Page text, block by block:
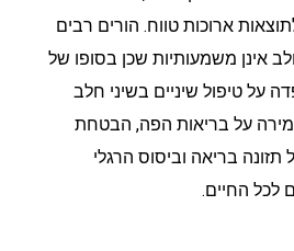
ארוכות טווח. הורים רבים
אינן משמעותיות שכן בסופו של
על טיפול שיניים בשיני חלב
על בריאות הפה, הבטחת
תזונה בריאה וביסוס הרגלי
לכל החיים.